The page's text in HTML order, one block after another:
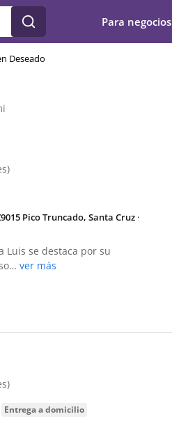
Para negocios
Deseado
Pico Truncado, Santa Cruz ·
Luis se destaca por su
ver más
entrega a domicilio